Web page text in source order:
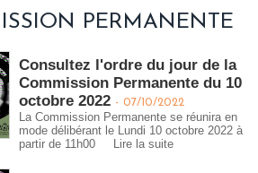
PERMANENTE
Consultez l'ordre du jour de la
Commission Permanente du 10
octobre 2022 - 07/10/2022
La Commission Permanente se réunira en
mode délibérant le Lundi 10 octobre 2022 à
partir de 11h00
Lire la suite